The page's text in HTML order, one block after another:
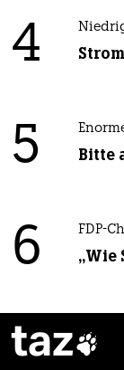
4
5 Bitte
6 FDP-
„Wie
taz